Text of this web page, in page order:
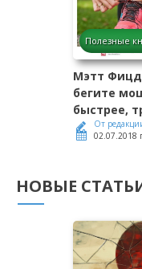
Полезные
Мэтт
бегите
быстрее,
От
02.07.2018
НОВЫЕ